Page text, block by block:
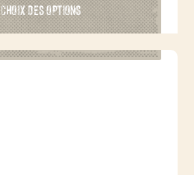
CHOIX DES OPTIONS
produit
a
variations.